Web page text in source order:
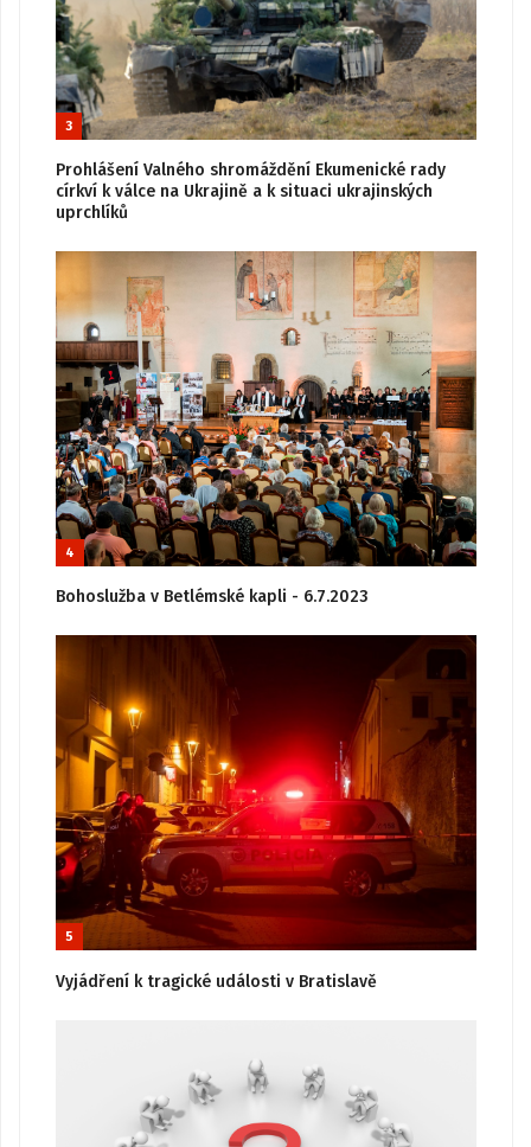
3
Prohlášení Valného shromáždění Ekumenické rady
církví k válce na Ukrajině a k situaci ukrajinských
uprchlíků
4
Bohoslužba v Betlémské kapli - 6.7.2023
5
Vyjádření k tragické události v Bratislavě